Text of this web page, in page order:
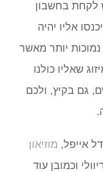
לקחת בחשבון
אליו יהיה
יותר מאשר
שאליו כולנו
גם בקיץ, ולכם
אייפל, מוזיאון
וכמובן עוד